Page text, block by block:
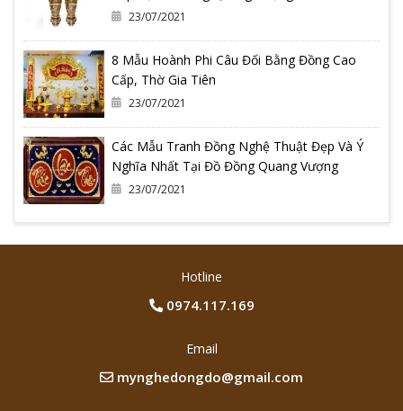
23/07/2021
8 Mẫu Hoành Phi Câu Đối Bằng Đồng Cao
Cấp, Thờ Gia Tiên
23/07/2021
Các Mẫu Tranh Đồng Nghệ Thuật Đẹp Và Ý
Nghĩa Nhất Tại Đồ Đồng Quang Vượng
23/07/2021
Hotline
0974.117.169
Email
mynghedongdo@gmail.com